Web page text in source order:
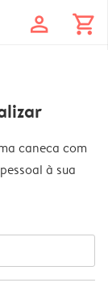
profile shopping_cart
caneca com
à sua